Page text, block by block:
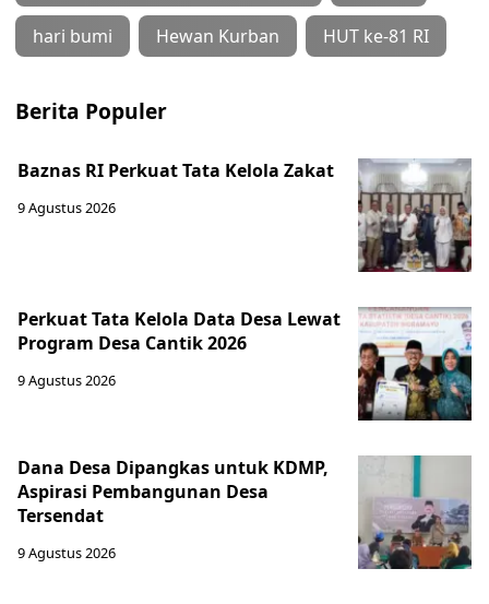
hari bumi Hewan Kurban HUT ke-81 RI
Berita Populer
Baznas RI Perkuat Tata Kelola Zakat
9 Agustus 2026
Perkuat Tata Kelola Data Desa Lewat
Program Desa Cantik 2026
9 Agustus 2026
Dana Desa Dipangkas untuk KDMP,
Aspirasi Pembangunan Desa
Tersendat
9 Agustus 2026